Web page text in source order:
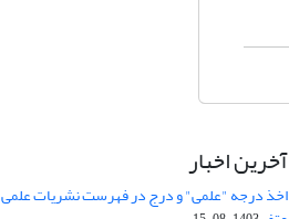
آخرین اخبار
اخذ درجه "علمی" و درج در فهرست نشریات